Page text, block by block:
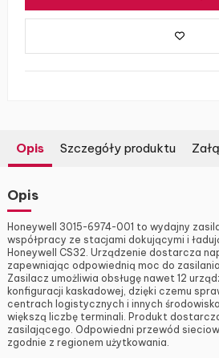
Opis Szczegóły produktu
Opis
Honeywell 3015-6974-001 to wydajny
współpracy ze stacjami dokującymi i
Honeywell CS32. Urządzenie dostarcza
zapewniając odpowiednią moc do
Zasilacz umożliwia obsługę nawet 12
konfiguracji kaskadowej, dzięki czemu
centrach logistycznych i innych
większą liczbę terminali. Produkt
zasilającego. Odpowiedni przewód
zgodnie z regionem użytkowania.